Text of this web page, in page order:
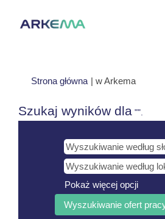
Strona główna | w Arkema(bieżąca
Szukaj wyników dla "".
Pokaż więcej opcji